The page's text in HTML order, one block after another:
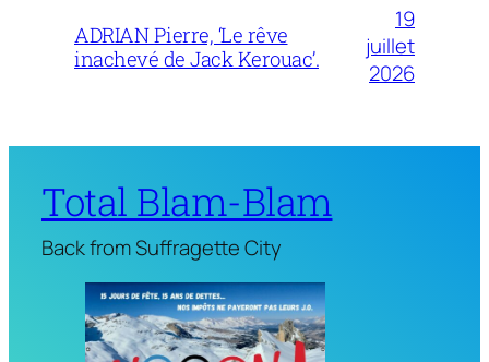
ADRIAN Pierre, ‘Le rêve
inachevé de Jack Kerouac’.
19
juillet
2026
Total Blam-Blam
Back from Suffragette City